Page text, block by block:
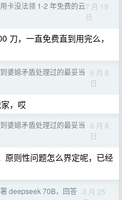
卡没法领 1-2 年免费的云7 月 19
日
刀，一直免费直到用完么，
婆媳矛盾处理过的最妥当 6 月 8
日
，哎
婆媳矛盾处理过的最妥当 6 月 8
日
原则性问题怎么界定呢，已经
deepseek 70B，回答 3 月 25